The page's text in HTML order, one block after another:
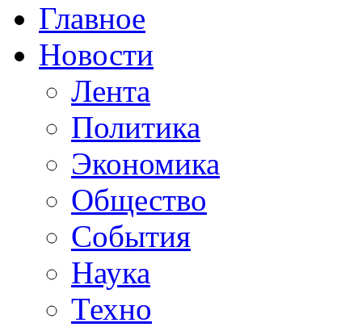
Главное
Новости
Лента
Политика
Экономика
Общество
События
Наука
Техно